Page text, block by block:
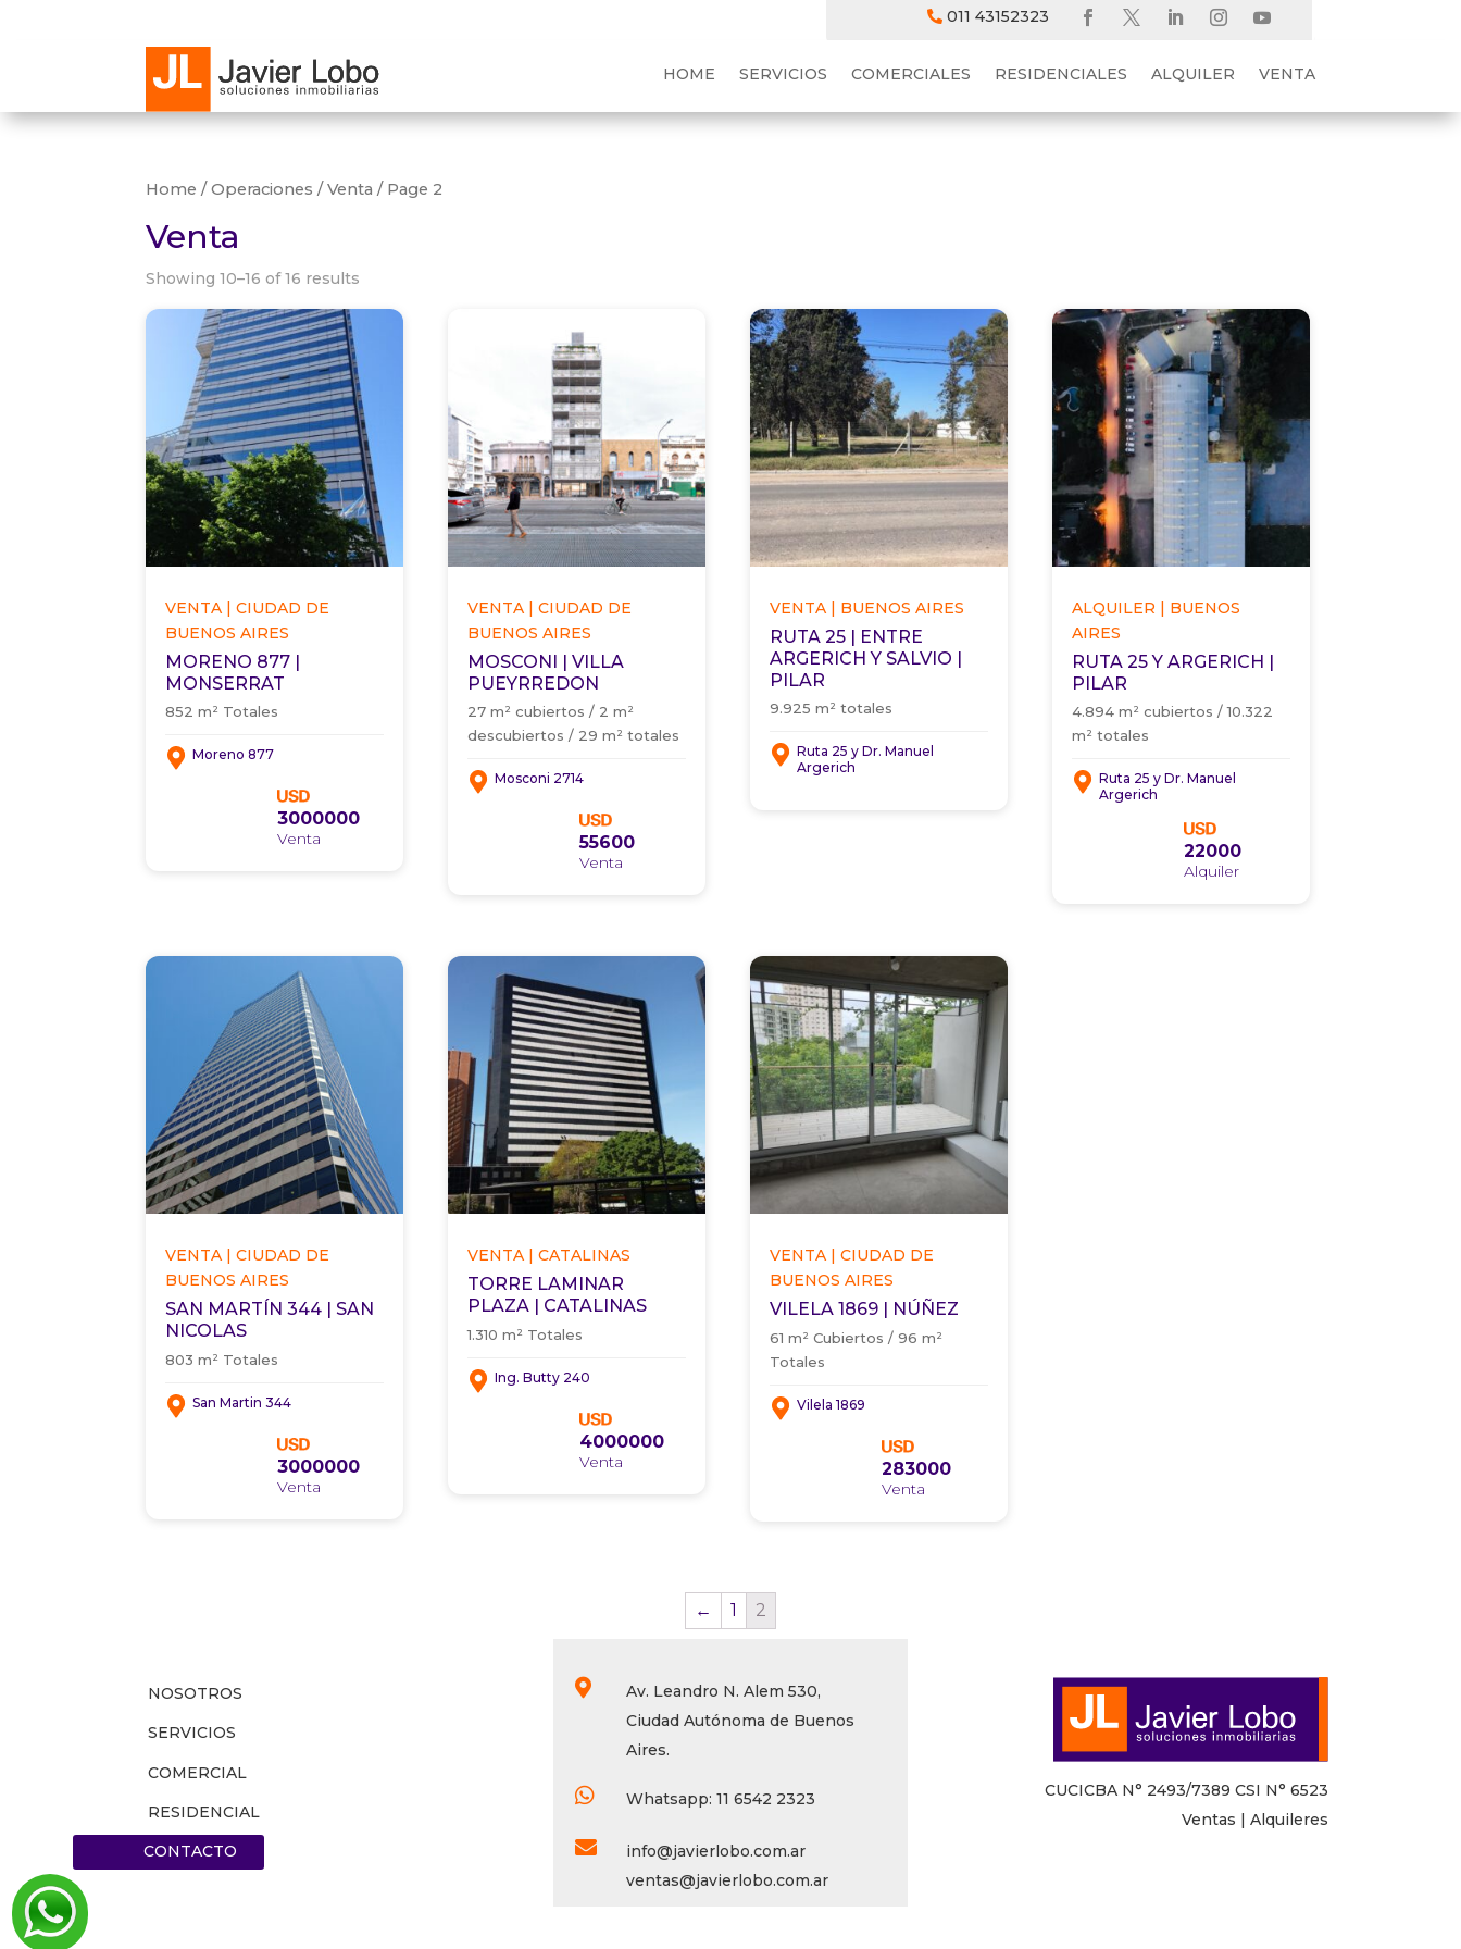
011 43152323
HOME SERVICIOS COMERCIALES RESIDENCIALES ALQUILER VENTA
Home / Operaciones /Venta / Page 2
Venta
Showing 10–16 of 16 results
VENTA | CIUDAD DE
BUENOS AIRES
MORENO 877 |
MONSERRAT
852 m² Totales
Moreno 877
3000000
VENTA | CIUDAD DE
BUENOS AIRES
MOSCONI | VILLA
PUEYRREDON
27 m² cubiertos / 2 m²
descubiertos / 29 m² totales
Mosconi 2714
55600
VENTA | BUENOS AIRES
RUTA 25 | ENTRE
ARGERICH Y SALVIO |
PILAR
9.925 m² totales
Ruta 25 y Dr. Manuel
Argerich
ALQUILER | BUENOS
AIRES
RUTA 25 Y ARGERICH |
PILAR
4.894 m² cubiertos / 10.322
m² totales
Ruta 25 y Dr. Manuel
Argerich
22000
VENTA | CIUDAD DE
BUENOS AIRES
SAN MARTÍN 344 | SAN
NICOLAS
803 m² Totales
San Martin 344
3000000
VENTA | CATALINAS
TORRE LAMINAR
PLAZA | CATALINAS
1.310 m² Totales
Ing. Butty 240
4000000
VENTA | CIUDAD DE
BUENOS AIRES
VILELA 1869 | NÚÑEZ
61 m² Cubiertos / 96 m²
Totales
Vilela 1869
283000
← 1 2
NOSOTROS
SERVICIOS
COMERCIAL
RESIDENCIAL
CONTACTO

Av. Leandro N. Alem 530,
Ciudad Autónoma de Buenos
Aires.
 Whatsapp: 11 6542 2323

info@javierlobo.com.ar
ventas@javierlobo.com.ar
CUCICBA N° 2493/7389 CSI N° 6523
Ventas | Alquileres